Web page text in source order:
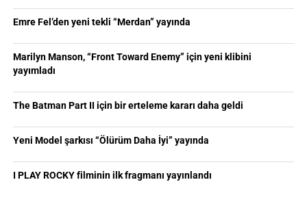
Emre Fel’den yeni tekli “Merdan” yayında
Marilyn Manson, “Front Toward Enemy” için yeni klibini
yayımladı
The Batman Part II için bir erteleme kararı daha geldi
Yeni Model şarkısı “Ölürüm Daha İyi” yayında
I PLAY ROCKY filminin ilk fragmanı yayınlandı